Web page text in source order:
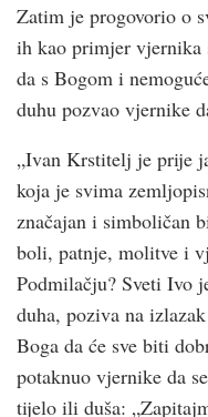
Zatim je progovorio o
ih kao primjer vjernika
da s Bogom i
duhu pozvao vjernike
„Ivan Krstitelj je prije
koja je svima
značajan i simboličan
boli, patnje, molitve i
Podmilačju? Sveti Ivo
duha, poziva na
Boga da će sve biti
potaknuo vjernike da
tijelo ili duša: